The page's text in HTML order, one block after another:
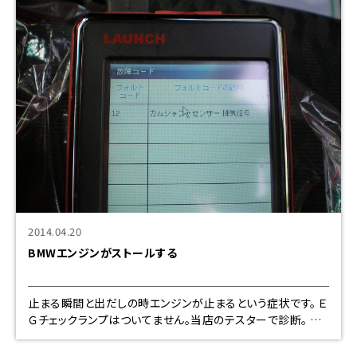
2014.04.20
BMWエンジンがストールする
止まる瞬間と出だしの時エンジンが止まるという症状です。 Ｅ
Ｇチェックランプはついてません。当店のテスターで診断。 や
はりカムセンサーです、念のため吸排気両方交換しました。